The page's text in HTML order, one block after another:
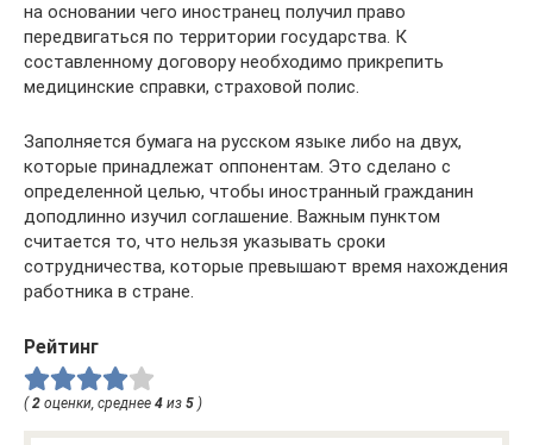
на основании чего иностранец получил право
передвигаться по территории государства. К
составленному договору необходимо прикрепить
медицинские справки, страховой полис.
Заполняется бумага на русском языке либо на двух,
которые принадлежат оппонентам. Это сделано с
определенной целью, чтобы иностранный гражданин
доподлинно изучил соглашение. Важным пунктом
считается то, что нельзя указывать сроки
сотрудничества, которые превышают время нахождения
работника в стране.
Рейтинг
( 2 оценки, среднее 4 из 5 )